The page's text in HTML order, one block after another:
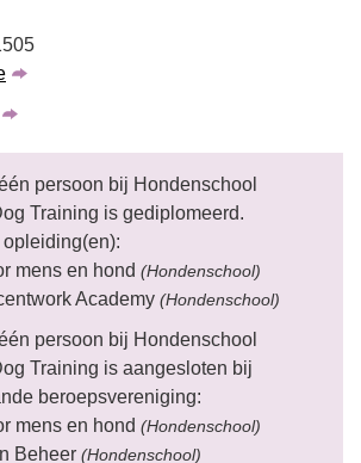
persoon bij Hondenschool
Training is gediplomeerd.
mens en hond (Hondenschool)
Academy (Hondenschool)
persoon bij Hondenschool
Training is aangesloten bij
beroepsvereniging:
mens en hond (Hondenschool)
Beheer (Hondenschool)